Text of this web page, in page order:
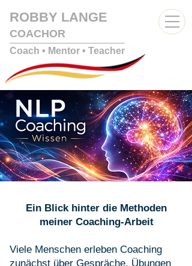
ROBBY LANGE
COACHOR
Coach • Mentor • Teacher
Ein Blick hinter die Methoden
meiner Coaching-Arbeit
Viele Menschen erleben Coaching
zunächst über Gespräche, Übungen